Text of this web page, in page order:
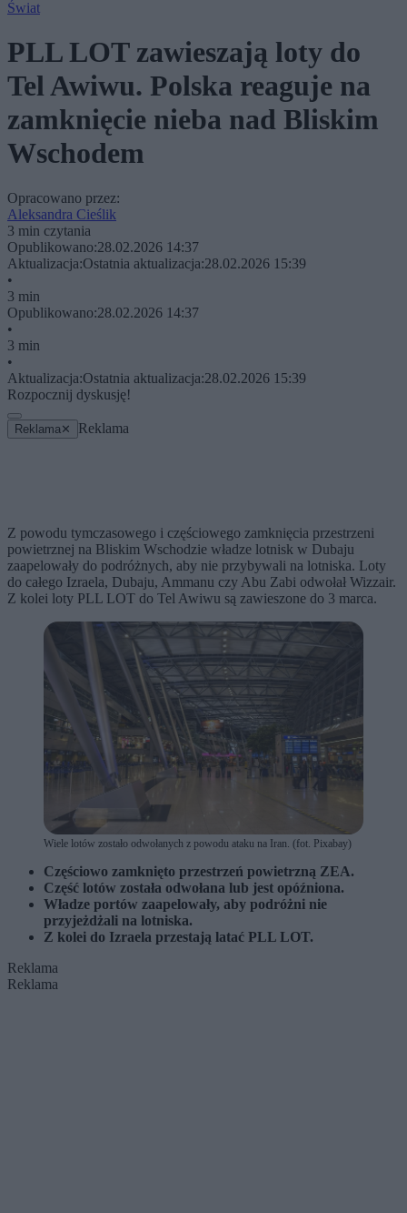
Świat
PLL LOT zawieszają loty do
Tel Awiwu. Polska reaguje na
zamknięcie nieba nad Bliskim
Wschodem
Opracowano przez:
Aleksandra Cieślik
3 min czytania
Opublikowano:28.02.2026 14:37
Aktualizacja:Ostatnia aktualizacja:28.02.2026 15:39
•
3 min
Opublikowano:28.02.2026 14:37
•
3 min
•
Aktualizacja:Ostatnia aktualizacja:28.02.2026 15:39
Rozpocznij dyskusję!
Reklama ✕ Reklama
Z powodu tymczasowego i częściowego zamknięcia przestrzeni
powietrznej na Bliskim Wschodzie władze lotnisk w Dubaju
zaapelowały do podróżnych, aby nie przybywali na lotniska. Loty
do całego Izraela, Dubaju, Ammanu czy Abu Zabi odwołał Wizzair.
Z kolei loty PLL LOT do Tel Awiwu są zawieszone do 3 marca.
Wiele lotów zostało odwołanych z powodu ataku na Iran. (fot. Pixabay)
Częściowo zamknięto przestrzeń powietrzną ZEA.
Część lotów została odwołana lub jest opóźniona.
Władze portów zaapelowały, aby podróżni nie
przyjeżdżali na lotniska.
Z kolei do Izraela przestają latać PLL LOT.
Reklama
Reklama